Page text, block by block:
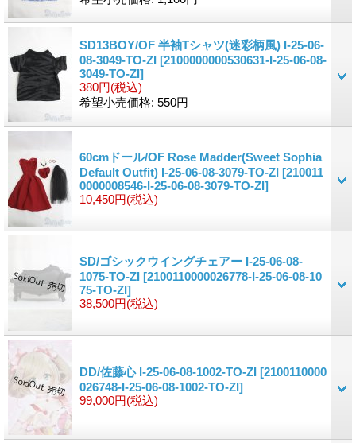
SD13BOY/OF 半袖Tシャツ(迷彩柄風) I-25-06-
08-3049-TO-ZI [2100000000530631-I-25-06-08-
3049-TO-ZI]
380円(税込)
希望小売価格: 550円
60cmドール/OF Rose Madder(Sweet Sophia
Default Outfit) I-25-06-08-3079-TO-ZI [210011
0000008546-I-25-06-08-3079-TO-ZI]
10,450円(税込)
SD/ゴシックウイングチェアー I-25-06-08-
1075-TO-ZI [2100110000026778-I-25-06-08-10
75-TO-ZI]
38,500円(税込)
DD/佐藤心 I-25-06-08-1002-TO-ZI [2100110000
026748-I-25-06-08-1002-TO-ZI]
99,000円(税込)